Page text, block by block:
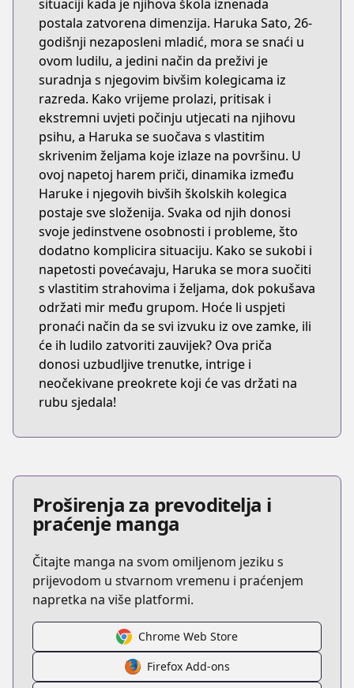
situaciji kada je njihova škola iznenada
postala zatvorena dimenzija. Haruka Sato, 26-
godišnji nezaposleni mladić, mora se snaći u
ovom ludilu, a jedini način da preživi je
suradnja s njegovim bivšim kolegicama iz
razreda. Kako vrijeme prolazi, pritisak i
ekstremni uvjeti počinju utjecati na njihovu
psihu, a Haruka se suočava s vlastitim
skrivenim željama koje izlaze na površinu. U
ovoj napetoj harem priči, dinamika između
Haruke i njegovih bivših školskih kolegica
postaje sve složenija. Svaka od njih donosi
svoje jedinstvene osobnosti i probleme, što
dodatno komplicira situaciju. Kako se sukobi i
napetosti povećavaju, Haruka se mora suočiti
s vlastitim strahovima i željama, dok pokušava
održati mir među grupom. Hoće li uspjeti
pronaći način da se svi izvuku iz ove zamke, ili
će ih ludilo zatvoriti zauvijek? Ova priča
donosi uzbudljive trenutke, intrige i
neočekivane preokrete koji će vas držati na
rubu sjedala!
Proširenja za prevoditelja i
praćenje manga
Čitajte manga na svom omiljenom jeziku s
prijevodom u stvarnom vremenu i praćenjem
napretka na više platformi.
Chrome Web Store
Firefox Add-ons